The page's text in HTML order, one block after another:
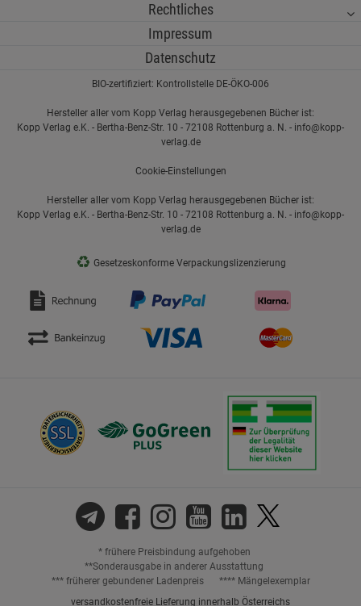
Rechtliches
Impressum
Datenschutz
BIO-zertifiziert: Kontrollstelle DE-ÖKO-006
Hersteller aller vom Kopp Verlag herausgegebenen Bücher ist:
Kopp Verlag e.K. - Bertha-Benz-Str. 10 - 72108 Rottenburg a. N. - info@kopp-
verlag.de
Cookie-Einstellungen
Hersteller aller vom Kopp Verlag herausgegebenen Bücher ist:
Kopp Verlag e.K. - Bertha-Benz-Str. 10 - 72108 Rottenburg a. N. - info@kopp-
verlag.de
♻ Gesetzeskonforme Verpackungslizenzierung
* frühere Preisbindung aufgehoben
**Sonderausgabe in anderer Ausstattung
*** früherer gebundener Ladenpreis
**** Mängelexemplar
versandkostenfreie Lieferung innerhalb Österreichs